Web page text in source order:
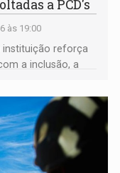
a PCD's
às 19:00
instituição reforça
a inclusão, a